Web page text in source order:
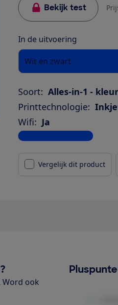
Bekijk test
In de uitvoering
Wit en zwart
Soort: Alles-in-1 - kleur
Printtechnologie:
Wifi: Ja
Bekijk alle specificaties
Vergelijk dit product
ook